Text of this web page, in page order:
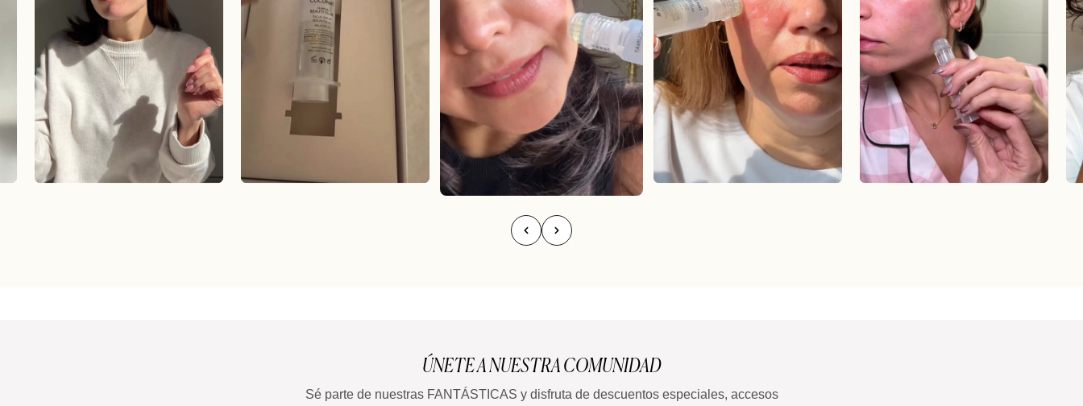
ÚNETE A NUESTRA COMUNIDAD
Sé parte de nuestras FANTÁSTICAS y disfruta de descuentos especiales, accesos